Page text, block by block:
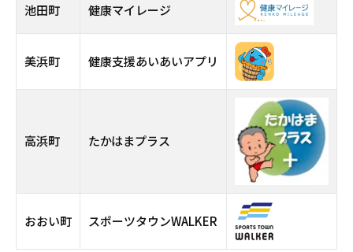
池田町 健康マイレージ
美浜町 健康支援あいあいアプリ
高浜町 たかはまプラス
おおい町 スポーツタウンWALKER